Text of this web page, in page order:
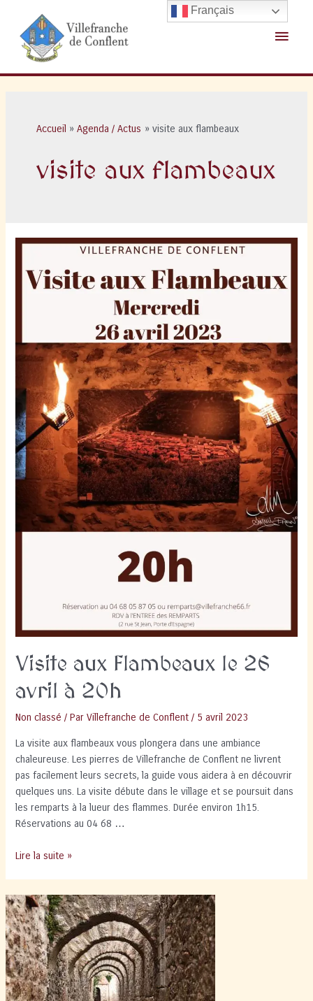
contenu
Menu
Accueil Agenda / Actus visite aux flambeaux
visite aux flambeaux
Visite aux Flambeaux le 26
avril à 20h
Non classé / ParVillefranche de Conflent / 5 avril 2023
La visite aux flambeaux vous plongera dans une ambiance
chaleureuse. Les pierres de Villefranche de Conflent ne livrent
pas facilement leurs secrets, la guide vous aidera à en découvrir
quelques uns. La visite débute dans le village et se poursuit dans
les remparts à la lueur des flammes. Durée environ 1h15.
Réservations au 04 68 …
Visite
le
26
avril
à
20h
Lire la suite »
Français